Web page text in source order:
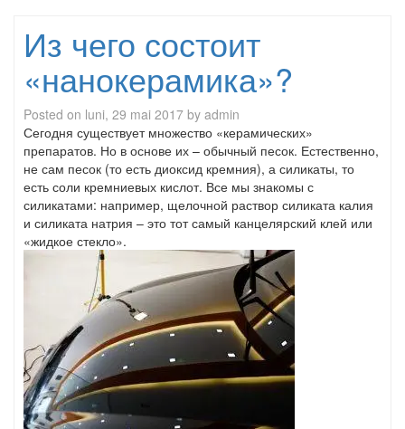
Из чего состоит
«нанокерамика»?
Posted on luni, 29 mai 2017 by admin
Сегодня существует множество «керамических»
препаратов. Но в основе их – обычный песок. Естественно,
не сам песок (то есть диоксид кремния), а силикаты, то
есть соли кремниевых кислот. Все мы знакомы с
силикатами: например, щелочной раствор силиката калия
и силиката натрия – это тот самый канцелярский клей или
«жидкое стекло».